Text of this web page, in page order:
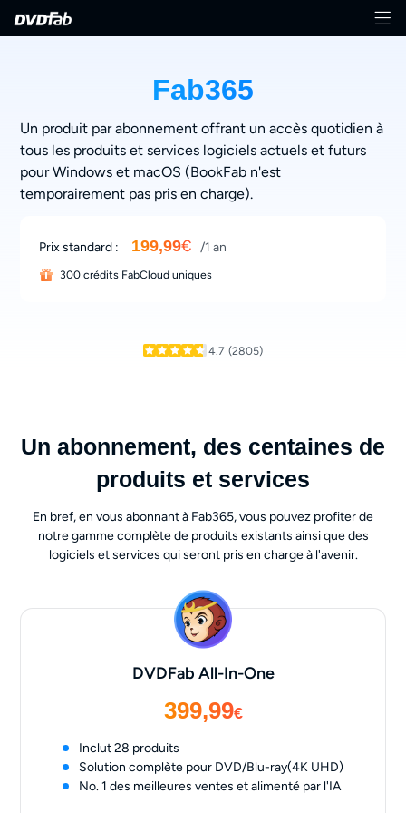
Fab365
Un produit par abonnement offrant un accès quotidien à
tous les produits et services logiciels actuels et futurs
pour Windows et macOS (BookFab n'est
temporairement pas pris en charge).
Prix standard : 199,99€ /1 an
300 crédits FabCloud uniques
4.7 (2805)
Un abonnement, des centaines de
produits et services
En bref, en vous abonnant à Fab365, vous pouvez profiter de
notre gamme complète de produits existants ainsi que des
logiciels et services qui seront pris en charge à l'avenir.
DVDFab All-In-One
399,99€
Inclut 28 produits
Solution complète pour DVD/Blu-ray(4K UHD)
No. 1 des meilleures ventes et alimenté par l'IA